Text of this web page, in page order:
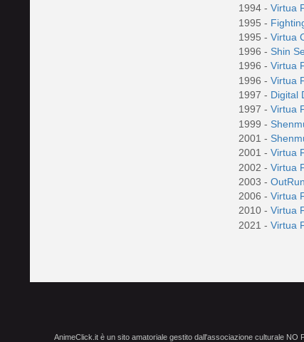
1994 -Virtua
1995 -
1995 -Virtua
1996 - Shin
1996 -Virtua
1996 -Virtua
1997 - Digital
1997 -Virtua
1999 -
2001 -
2001 -Virtua
2002 -Virtua
2003 -
2006 -Virtua
2010 -Virtua
2021 -Virtua
AnimeClick.it è un sito amatoriale gestito dall'associazione culturale NO